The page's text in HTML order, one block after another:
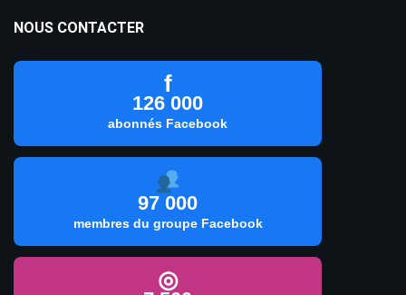
NOUS CONTACTER
f
126 000
abonnés Facebook
97 000
membres du groupe Facebook
◎